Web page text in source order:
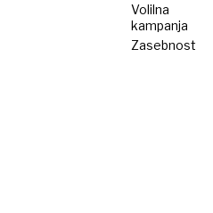
Volilna
kampanja
Zasebnost